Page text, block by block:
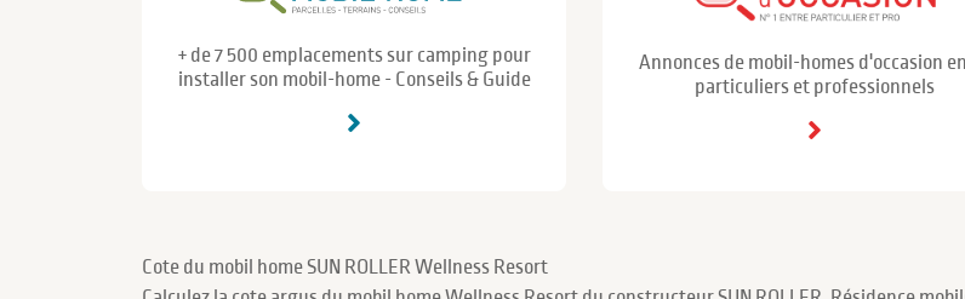
+ de 7 500 emplacements sur camping pour
installer son mobil-home - Conseils & Guide
Annonces de mobil-homes d'occasion
particuliers et professionnels
Cote du mobil home SUN ROLLER Wellness Resort